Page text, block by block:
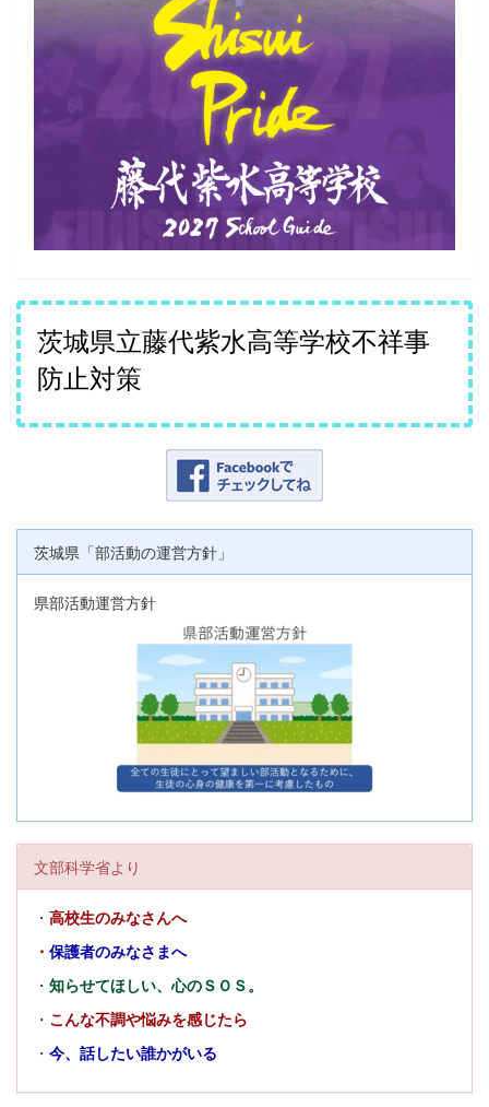
茨城県立藤代紫水高等学校不祥事
防止対策
茨城県「部活動の運営方針」
県部活動運営方針
文部科学省より
・ 高校生のみなさんへ
・ 保護者のみなさまへ
・ 知らせてほしい、心のＳＯＳ。
・ こんな不調や悩みを感じたら
・ 今、話したい誰かがいる